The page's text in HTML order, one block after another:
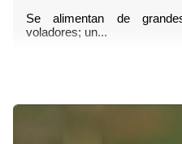
Se alimentan de
voladores; un...